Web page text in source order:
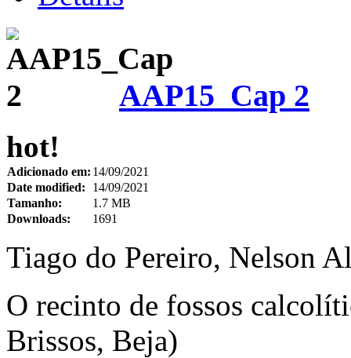
AAP15_Cap 2
hot!
Adicionado em: 14/09/2021
Date modified:
14/09/2021
Tamanho:
1.7 MB
Downloads:
1691
Tiago do Pereiro, Nelson
O recinto de fossos
Brissos, Beja)